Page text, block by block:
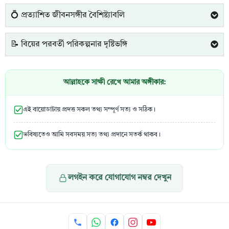
💍 প্রত্যাশিত জীবনসঙ্গীর বৈশিষ্ট্যাবলি
📝 বিয়ের পরবর্তী পরিকল্পনার দৃষ্টিভঙ্গি
আল্লাহকে সাক্ষী রেখে আমার অঙ্গীকার:
এই বায়োডাটায় প্রদত্ত সকল তথ্য সম্পূর্ণ সত্য ও সঠিক।
ভবিষ্যতেও আমি সবসময় সত্য তথ্য প্রদানে সতর্ক থাকব।
লগইন করে যোগাযোগ নম্বর দেখুন